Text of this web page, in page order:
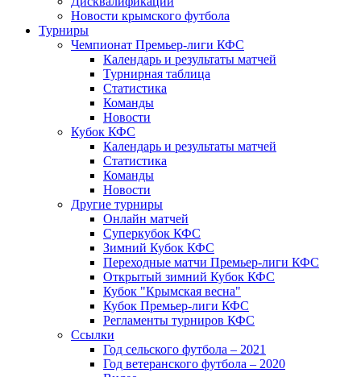
Новости крымского футбола
Турниры
Чемпионат Премьер-лиги КФС
Календарь и результаты матчей
Турнирная таблица
Статистика
Команды
Новости
Кубок КФС
Календарь и результаты матчей
Статистика
Команды
Новости
Другие турниры
Онлайн матчей
Суперкубок КФС
Зимний Кубок КФС
Переходные матчи Премьер-лиги КФС
Открытый зимний Кубок КФС
Кубок "Крымская весна"
Кубок Премьер-лиги КФС
Регламенты турниров КФС
Ссылки
Год сельского футбола – 2021
Год ветеранского футбола – 2020